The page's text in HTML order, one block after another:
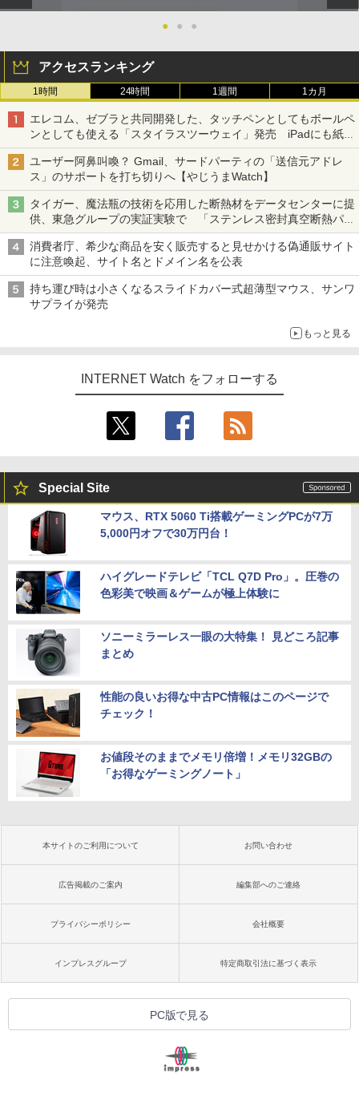
● ● ●
アクセスランキング
1時間 24時間 1週間 1カ月
エレコム、ゼブラと共同開発した、タッチペンとしてもボールペ
ンとしても使える「スタイラスツーウェイ」発売 iPadにも紙に
も、持ち替えずに書き込める
ユーザー阿鼻叫喚？ Gmail、サードパーティの「送信元アドレ
ス」のサポートを打ち切りへ【やじうまWatch】
タイガー、魔法瓶の技術を応用した断熱材をデータセンターに提
供、東急グループの実証実験で 「ステンレス密封真空断熱パネ
ル TIVIP」
消費者庁、希少な商品を安く販売すると見せかける偽通販サイト
に注意喚起、サイト名とドメイン名を公表
持ち運び時は小さくなるスライドカバー式超薄型マウス、サンワ
サプライが発売
もっと見る
INTERNET Watch をフォローする
Special Site
マウス、RTX 5060 Ti搭載ゲーミングPCが7万
5,000円オフで30万円台！
ハイグレードテレビ「TCL Q7D Pro」。圧巻の
色彩美で映画＆ゲームが極上体験に
ソニーミラーレス一眼の大特集！ 見どころ記事
まとめ
性能の良いお得な中古PC情報はこのページで
チェック！
お値段そのままでメモリ倍増！メモリ32GBの
「お得なゲーミングノート」
本サイトのご利用について お問い合わせ
広告掲載のご案内 編集部へのご連絡
プライバシーポリシー 会社概要
インプレスグループ 特定商取引法に基づく表示
PC版で見る